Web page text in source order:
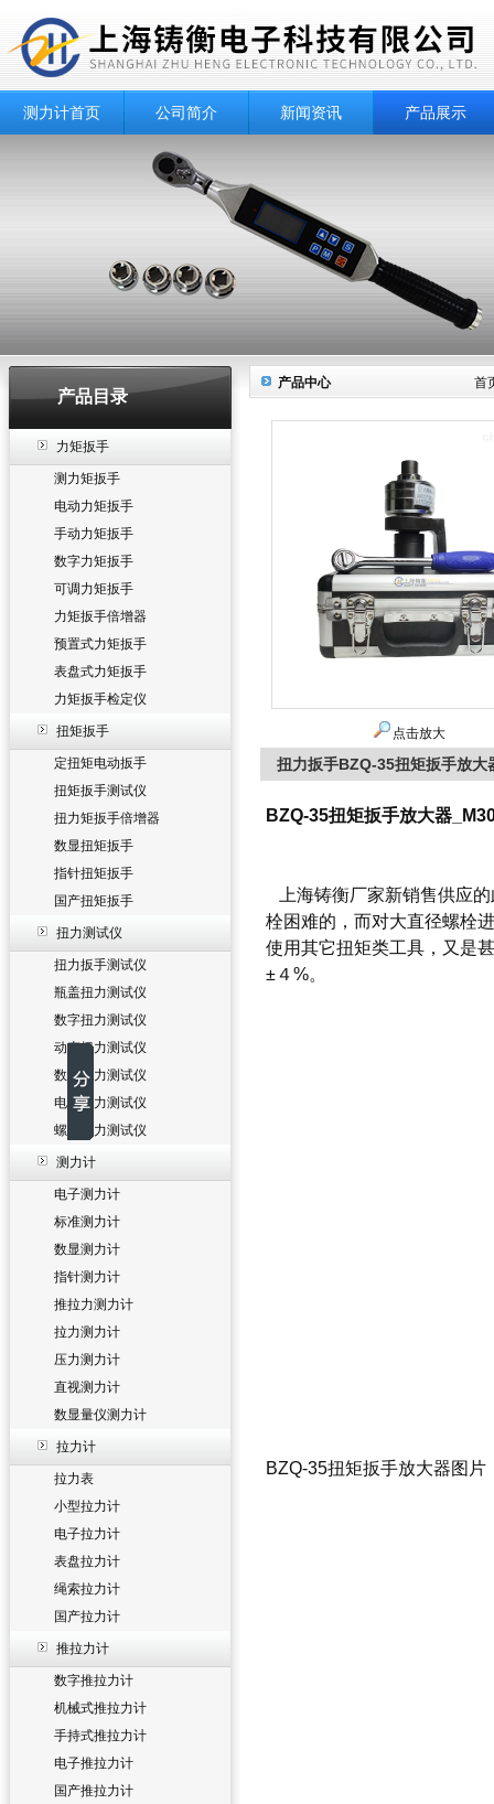
测力计首页 公司简介 新闻资讯 产品展示
产品目录
力矩扳手
测力矩扳手
电动力矩扳手
手动力矩扳手
数字力矩扳手
可调力矩扳手
力矩扳手倍增器
预置式力矩扳手
表盘式力矩扳手
力矩扳手检定仪
扭矩扳手
定扭矩电动扳手
扭矩扳手测试仪
扭力矩扳手倍增器
数显扭矩扳手
指针扭矩扳手
国产扭矩扳手
扭力测试仪
扭力扳手测试仪
瓶盖扭力测试仪
数字扭力测试仪
动态扭力测试仪
数显扭力测试仪
电批扭力测试仪
螺丝扭力测试仪
测力计
电子测力计
标准测力计
数显测力计
指针测力计
推拉力测力计
拉力测力计
压力测力计
直视测力计
数显量仪测力计
拉力计
拉力表
小型拉力计
电子拉力计
表盘拉力计
绳索拉力计
国产拉力计
推拉力计
数字推拉力计
机械式推拉力计
手持式推拉力计
电子推拉力计
国产推拉力计
首
产品中心
点击放大
扭力扳手BZQ-35扭矩扳手放
BZQ-35扭矩扳手放大器
上海铸衡厂家新销售供应
栓困难的，而对大直径螺栓
使用其它扭矩类工具，又是
±４%。
BZQ-35扭矩扳手放大器图片